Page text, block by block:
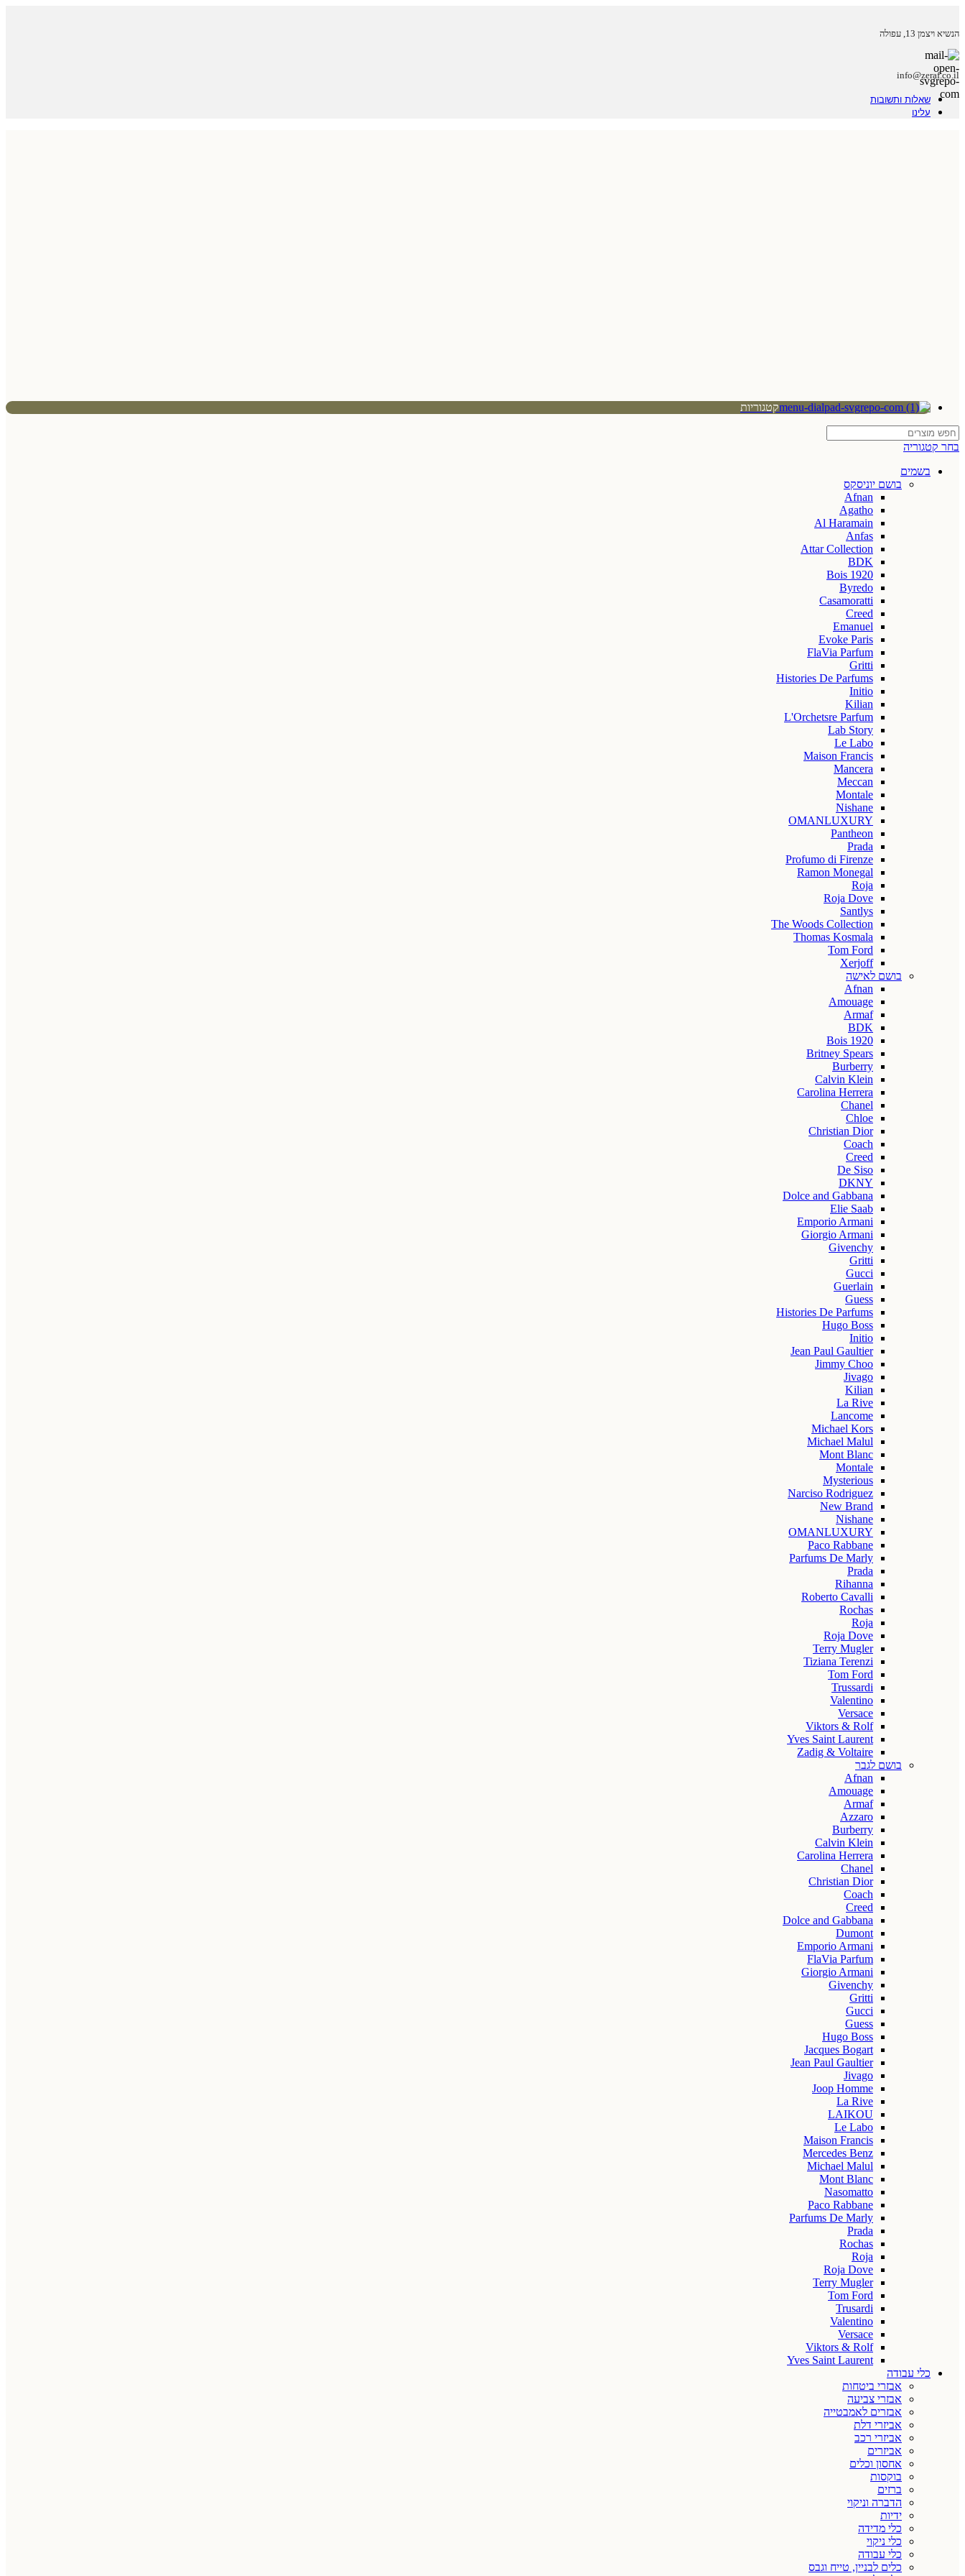
הנשיא ויצמן 13, עפולה
info@zeraf.co.il
שאלות ותשובות
עלינו
קטגוריות
בחר קטגוריה
בשמים
בושם יוניסקס
Afnan
Agatho
Al Haramain
Anfas
Attar Collection
BDK
Bois 1920
Byredo
Casamoratti
Creed
Emanuel
Evoke Paris
FlaVia Parfum
Gritti
Histories De Parfums
Initio
Kilian
L'Orchetsre Parfum
Lab Story
Le Labo
Maison Francis
Mancera
Meccan
Montale
Nishane
OMANLUXURY
Pantheon
Prada
Profumo di Firenze
Ramon Monegal
Roja
Roja Dove
Santlys
The Woods Collection
Thomas Kosmala
Tom Ford
Xerjoff
בושם לאישה
Afnan
Amouage
Armaf
BDK
Bois 1920
Britney Spears
Burberry
Calvin Klein
Carolina Herrera
Chanel
Chloe
Christian Dior
Coach
Creed
De Siso
DKNY
Dolce and Gabbana
Elie Saab
Emporio Armani
Giorgio Armani
Givenchy
Gritti
Gucci
Guerlain
Guess
Histories De Parfums
Hugo Boss
Initio
Jean Paul Gaultier
Jimmy Choo
Jivago
Kilian
La Rive
Lancome
Michael Kors
Michael Malul
Mont Blanc
Montale
Mysterious
Narciso Rodriguez
New Brand
Nishane
OMANLUXURY
Paco Rabbane
Parfums De Marly
Prada
Rihanna
Roberto Cavalli
Rochas
Roja
Roja Dove
Terry Mugler
Tiziana Terenzi
Tom Ford
Trussardi
Valentino
Versace
Viktors & Rolf
Yves Saint Laurent
Zadig & Voltaire
בושם לגבר
Afnan
Amouage
Armaf
Azzaro
Burberry
Calvin Klein
Carolina Herrera
Chanel
Christian Dior
Coach
Creed
Dolce and Gabbana
Dumont
Emporio Armani
FlaVia Parfum
Giorgio Armani
Givenchy
Gritti
Gucci
Guess
Hugo Boss
Jacques Bogart
Jean Paul Gaultier
Jivago
Joop Homme
La Rive
LAIKOU
Le Labo
Maison Francis
Mercedes Benz
Michael Malul
Mont Blanc
Nasomatto
Paco Rabbane
Parfums De Marly
Prada
Rochas
Roja
Roja Dove
Terry Mugler
Tom Ford
Trusardi
Valentino
Versace
Viktors & Rolf
Yves Saint Laurent
כלי עבודה
אבזרי ביטחות
אבזרי צביעה
אבזרים לאמבטייה
אביזרי דלת
אביזרי רכב
אביזרים
אחסון וכלים
בוקסות
ברזים
הדברה וניקוי
ידיות
כלי מדידה
כלי ניקוי
כלי עבודה
כלים לבניין, טייח וגבס